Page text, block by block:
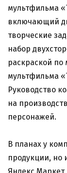
мультфильма
включающий
творческие
набор
раскраской
мультфильма
Руководство
на
персонажей.
В планах у
продукции, но